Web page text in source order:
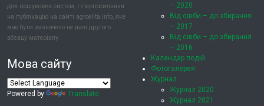
для пошукових систем, гіперпосилання
на публікацію на сайті agroelita.info, яке
має бути зазначено не далі другого
абзацу матеріалу.
Мова сайту
Powered by Translate
– 2020
Від сівби – до збирання
– 2017
Від сівби – до збирання
– 2016
Календар подій
Фотогалерея
Журнал
Журнал 2020
Журнал 2021